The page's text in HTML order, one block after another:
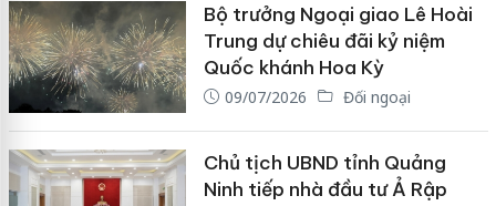
Bộ trưởng Ngoại giao Lê Hoài
Trung dự chiêu đãi kỷ niệm
Quốc khánh Hoa Kỳ
09/07/2026 Đối ngoại
Chủ tịch UBND tỉnh Quảng
Ninh tiếp nhà đầu tư Ả Rập